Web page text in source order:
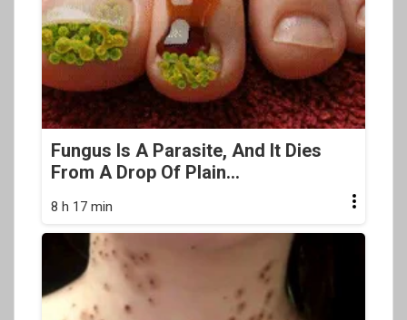
Fungus Is A Parasite, And It Dies
From A Drop Of Plain...
8 h 17 min